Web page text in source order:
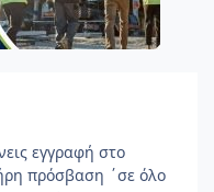
εγγραφή στο
πρόσβαση ΄σε όλο